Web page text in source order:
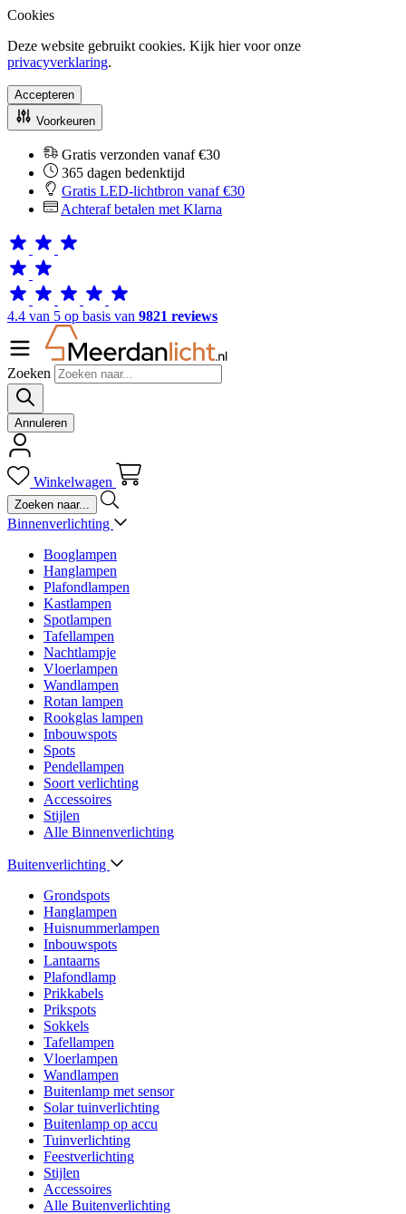
Cookies
Deze website gebruikt cookies. Kijk hier voor onze
privacyverklaring.
Accepteren
Voorkeuren
Gratis verzonden vanaf €30
365 dagen bedenktijd
Gratis LED-lichtbron vanaf €30
Achteraf betalen met Klarna
4.4 van 5 op basis van 9821 reviews
Zoeken
Annuleren
Winkelwagen
Binnenverlichting
Booglampen
Hanglampen
Plafondlampen
Kastlampen
Spotlampen
Tafellampen
Nachtlampje
Vloerlampen
Wandlampen
Rotan lampen
Rookglas lampen
Inbouwspots
Spots
Pendellampen
Soort verlichting
Accessoires
Stijlen
Alle Binnenverlichting
Buitenverlichting
Grondspots
Hanglampen
Huisnummerlampen
Inbouwspots
Lantaarns
Plafondlamp
Prikkabels
Prikspots
Sokkels
Tafellampen
Vloerlampen
Wandlampen
Buitenlamp met sensor
Solar tuinverlichting
Buitenlamp op accu
Tuinverlichting
Feestverlichting
Stijlen
Accessoires
Alle Buitenverlichting